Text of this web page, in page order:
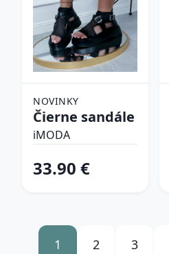
NOVINKY
Čierne sandále
iMODA
33.90 €
1 2 3